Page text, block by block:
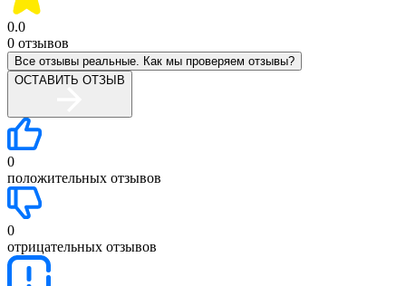
0.0
0 отзывов
Все отзывы реальные. Как мы проверяем отзывы?
ОСТАВИТЬ ОТЗЫВ
0
положительных отзывов
0
отрицательных отзывов